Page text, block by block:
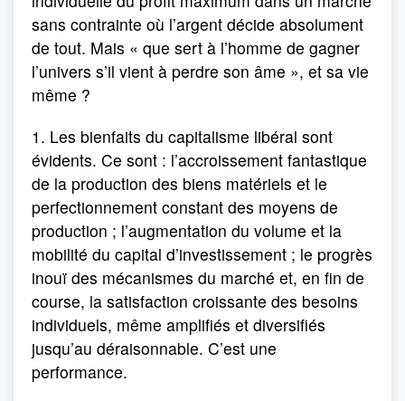
sans contrainte où l’argent décide absolument
de tout. Mais « que sert à l’homme de gagner
l’univers s’il vient à perdre son âme », et sa vie
même ?
1. Les bienfaits du capitalisme libéral sont
évidents. Ce sont : l’accroissement fantastique
de la production des biens matériels et le
perfectionnement constant des moyens de
production ; l’augmentation du volume et la
mobilité du capital d’investissement ; le progrès
inouï des mécanismes du marché et, en fin de
course, la satisfaction croissante des besoins
individuels, même amplifiés et diversifiés
jusqu’au déraisonnable. C’est une
performance.